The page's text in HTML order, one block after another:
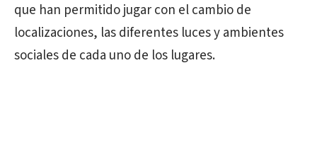
que han permitido jugar con el cambio de
localizaciones, las diferentes luces y ambientes
sociales de cada uno de los lugares.